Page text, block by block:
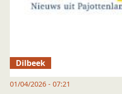
Dilbeek
01/04/2026 - 07:21